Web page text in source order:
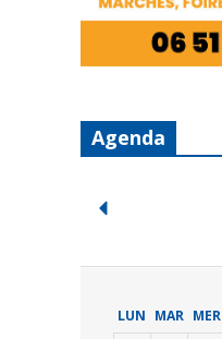
Agenda
LUN MAR MER